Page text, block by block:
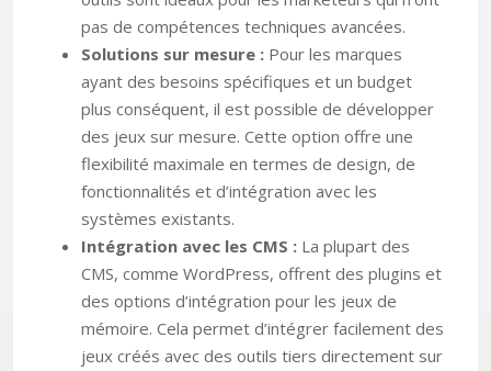
pas de compétences techniques avancées.
Solutions sur mesure : Pour les marques
ayant des besoins spécifiques et un budget
plus conséquent, il est possible de développer
des jeux sur mesure. Cette option offre une
flexibilité maximale en termes de design, de
fonctionnalités et d’intégration avec les
systèmes existants.
Intégration avec les CMS : La plupart des
CMS, comme WordPress, offrent des plugins et
des options d’intégration pour les jeux de
mémoire. Cela permet d’intégrer facilement des
jeux créés avec des outils tiers directement sur